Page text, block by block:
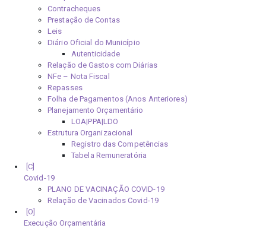
Contracheques
Prestação de Contas
Leis
Diário Oficial do Município
Autenticidade
Relação de Gastos com Diárias
NFe – Nota Fiscal
Repasses
Folha de Pagamentos (Anos Anteriores)
Planejamento Orçamentário
LOA|PPA|LDO
Estrutura Organizacional
Registro das Competências
Tabela Remuneratória
Covid-19
PLANO DE VACINAÇÃO COVID-19
Relação de Vacinados Covid-19
Execução Orçamentária